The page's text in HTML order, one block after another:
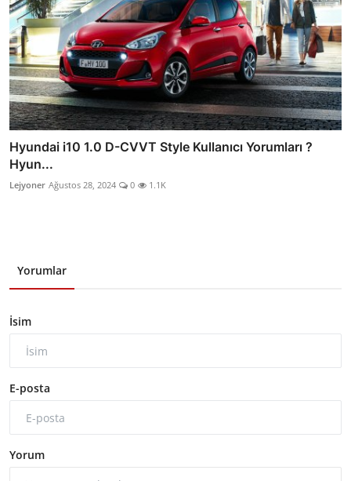
Hyundai i10 1.0 D-CVVT Style Kullanıcı Yorumları ?
Hyun...
Lejyoner Ağustos 28, 2024 0 1.1K
Yorumlar
İsim
E-posta
Yorum